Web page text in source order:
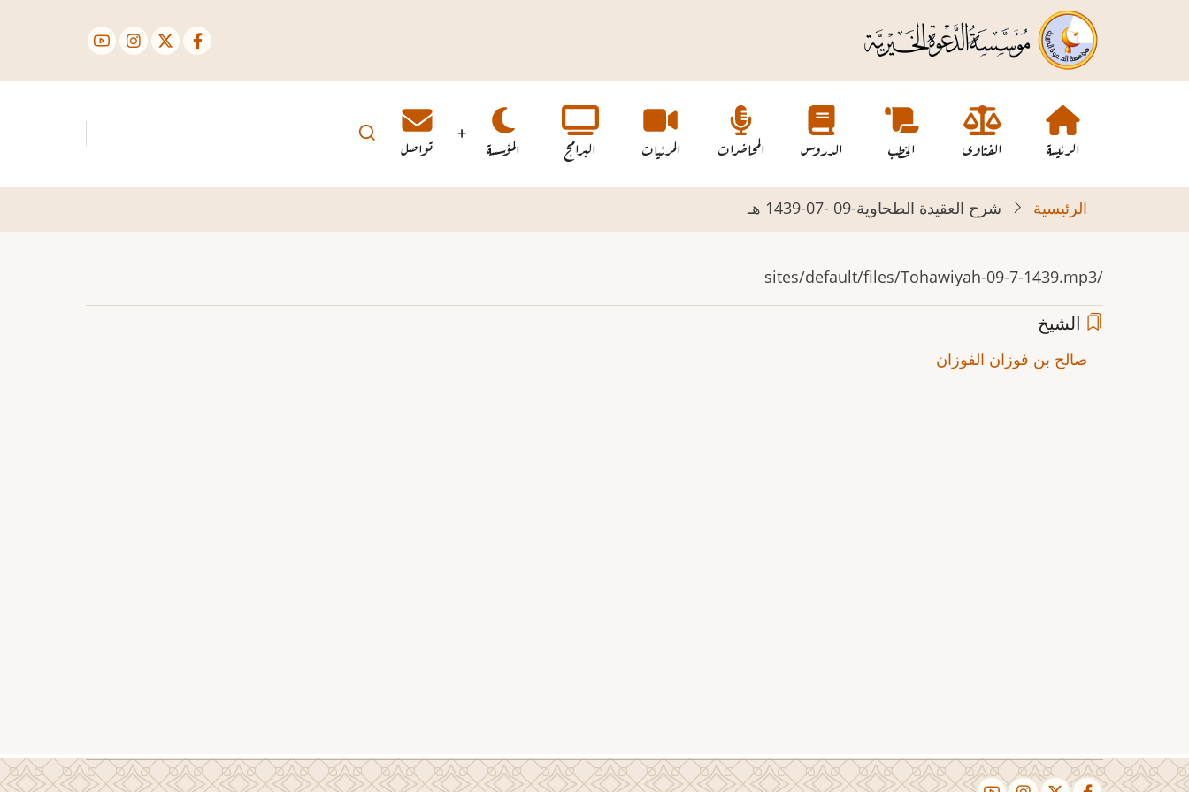
الرئيسي
Main
navigation
الرئيسة الفتاوى الخطب الدروس المحاضرات المرئيات البرامج المؤسسة تواصل
الرئيسية شرح العقيدة الطحاوية-09 -07-1439 هـ
/sites/default/files/Tohawiyah-09-7-1439.mp3
الشيخ
صالح بن فوزان الفوزان